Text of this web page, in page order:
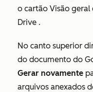
o cartão Visão
Drive .
No canto superior
do documento do
Gerar novamente
arquivos anexados